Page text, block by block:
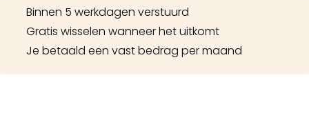
Binnen 5 werkdagen verstuurd
Gratis wisselen wanneer het uitkomt
Je betaald een vast bedrag per maand